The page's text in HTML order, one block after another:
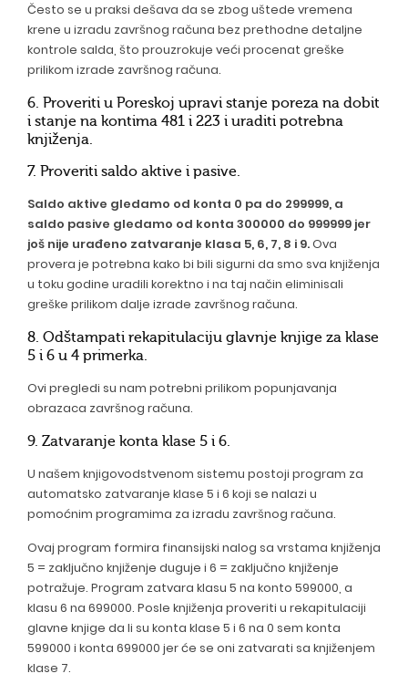
Često se u praksi dešava da se zbog uštede vremena
krene u izradu završnog računa bez prethodne detaljne
kontrole salda, što prouzrokuje veći procenat greške
prilikom izrade završnog računa.
6. Proveriti u Poreskoj upravi stanje poreza na dobit
i stanje na kontima 481 i 223 i uraditi potrebna
knjiženja.
7. Proveriti saldo aktive i pasive.
Saldo aktive gledamo od konta 0 pa do 299999, a
saldo pasive gledamo od konta 300000 do 999999 jer
još nije urađeno zatvaranje klasa 5, 6, 7, 8 i 9.Ova
provera je potrebna kako bi bili sigurni da smo sva knjiženja
u toku godine uradili korektno i na taj način eliminisali
greške prilikom dalje izrade završnog računa.
8. Odštampati rekapitulaciju glavnje knjige za klase
5 i 6 u 4 primerka.
Ovi pregledi su nam potrebni prilikom popunjavanja
obrazaca završnog računa.
9. Zatvaranje konta klase 5 i 6.
U našem knjigovodstvenom sistemu postoji program za
automatsko zatvaranje klase 5 i 6 koji se nalazi u
pomoćnim programima za izradu završnog računa.
Ovaj program formira finansijski nalog sa vrstama knjiženja
5 = zaključno knjiženje duguje i 6 = zaključno knjiženje
potražuje. Program zatvara klasu 5 na konto 599000, a
klasu 6 na 699000. Posle knjiženja proveriti u rekapitulaciji
glavne knjige da li su konta klase 5 i 6 na 0 sem konta
599000 i konta 699000 jer će se oni zatvarati sa knjiženjem
klase 7.